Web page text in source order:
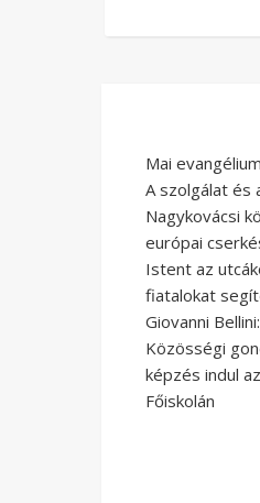
Mai
A szolgálat és
Nagykovácsi
európai
Istent az
fiatalokat
Giovanni
Közösségi
képzés indul
Főiskolán